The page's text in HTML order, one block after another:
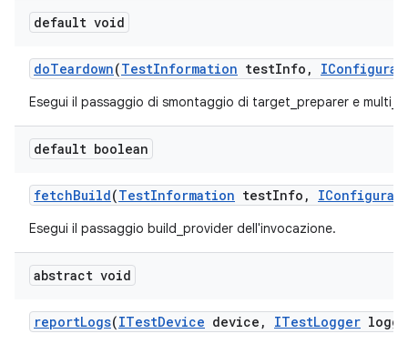
default void
doTeardown(TestInformation testInfo ,
Esegui il passaggio di smontaggio di target_preparer e
default boolean
fetchBuild(TestInformation testInfo ,
Esegui il passaggio build_provider dell'invocazione.
abstract void
reportLogs(ITestDevice device , ITestLogger